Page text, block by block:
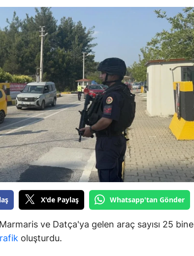
Artvin
Aydın
Balıkesir
Bilecik
Bingöl
Bitlis
Bolu
Burdur
Bursa
Çanakkale
Çankırı
Çorum
X'de Paylaş Whatsapp'tan Gönder
ve Datça'ya gelen araç sayısı 25 bine
oluşturdu.